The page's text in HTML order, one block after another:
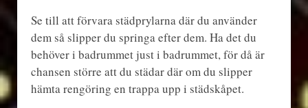
Se till att förvara städprylarna där du använder
dem så slipper du springa efter dem. Ha det du
behöver i badrummet just i badrummet, för då är
chansen större att du städar där om du slipper
hämta rengöring en trappa upp i städskåpet.